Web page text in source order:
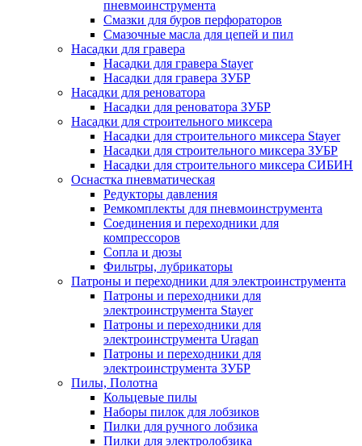
пневмоинструмента
Смазки для буров перфораторов
Смазочные масла для цепей и пил
Насадки для гравера
Насадки для гравера Stayer
Насадки для гравера ЗУБР
Насадки для реноватора
Насадки для реноватора ЗУБР
Насадки для строительного миксера
Насадки для строительного миксера Stayer
Насадки для строительного миксера ЗУБР
Насадки для строительного миксера СИБИН
Оснастка пневматическая
Редукторы давления
Ремкомплекты для пневмоинструмента
Соединения и переходники для
компрессоров
Сопла и дюзы
Фильтры, лубрикаторы
Патроны и переходники для электроинструмента
Патроны и переходники для
электроинструмента Stayer
Патроны и переходники для
электроинструмента Uragan
Патроны и переходники для
электроинструмента ЗУБР
Пилы, Полотна
Кольцевые пилы
Наборы пилок для лобзиков
Пилки для ручного лобзика
Пилки для электролобзика